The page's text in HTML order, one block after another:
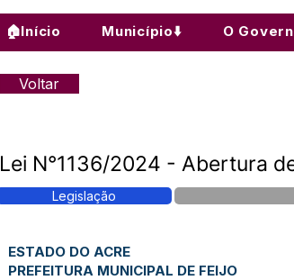
🏠Início Município⬇️ O
Voltar
Lei N°1136/2024 - Abertura
Legislação
ESTADO DO ACRE
PREFEITURA MUNICIPAL DE FEIJO